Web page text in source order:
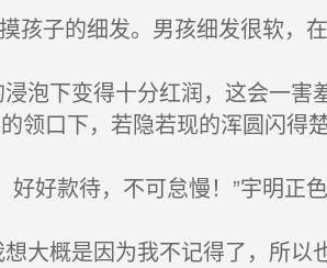
孩子的细发。男孩细发很软，
泡下变得十分红润，这会一害
领口下，若隐若现的浑圆闪得
好款待，不可怠慢！”宇明正色
大概是因为我不记得了，所以